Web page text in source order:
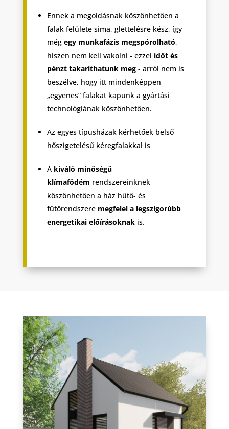
Ennek a megoldásnak köszönhetően a
falak felülete sima, glettelésre kész, így
még egy munkafázis megspórolható,
hiszen nem kell vakolni - ezzel időt és
pénzt takaríthatunk meg - arról nem is
beszélve, hogy itt mindenképpen
„egyenes” falakat kapunk a gyártási
technológiának köszönhetően.
Az egyes típusházak kérhetőek belső
hőszigetelésű kéregfalakkal is
A kiváló minőségű
klímafödém rendszereinknek
köszönhetően a ház hűtő- és
fűtőrendszere megfelel a legszigorúbb
energetikai előírásoknak is.